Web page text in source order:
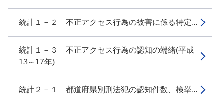
統計１－２ 不正アクセス行為の被害に係る特定...
統計１－３ 不正アクセス行為の認知の端緒(平成
13～17年)
統計２－１ 都道府県別刑法犯の認知件数、検挙...